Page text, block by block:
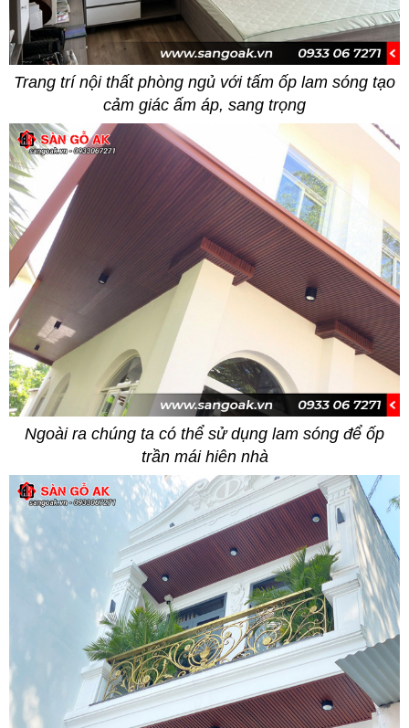
Trang trí nội thất phòng ngủ với tấm ốp lam sóng tạo
cảm giác ấm áp, sang trọng
Ngoài ra chúng ta có thể sử dụng lam sóng để ốp
trần mái hiên nhà